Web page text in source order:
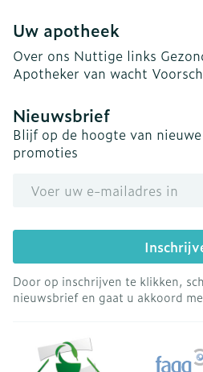
Uw apotheek
Over ons Nuttige links
Apotheker van wacht
Nieuwsbrief
Blijf op de hoogte van
promoties
Door op inschrijven te klikken,
nieuwsbrief en gaat u akkoord